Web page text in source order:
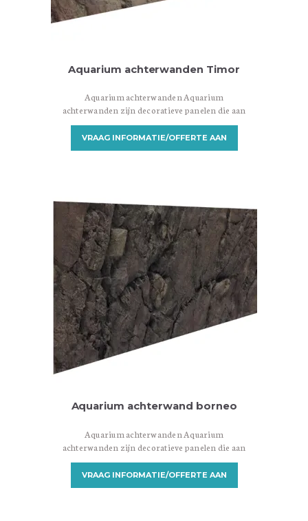
Aquarium achterwanden Timor
Aquarium achterwanden Aquarium
achterwanden zijn decoratieve panelen die aan
de achterkant van een aquarium worden
geplaatst om een aantrekkelijke achtergrond te
creëren. Ze zijn ontworpen om een visueel
soorten aquarium achterwanden beschikbaar,
variërend in materialen, ontwerpen en
installatiemethoden. Hier zijn enkele
veelvoorkomende…
VRAAG INFORMATIE/OFFERTE AAN
Aquarium achterwand borneo
Aquarium achterwanden Aquarium
achterwanden zijn decoratieve panelen die aan
de achterkant van een aquarium worden
geplaatst om een aantrekkelijke achtergrond te
creëren. Ze zijn ontworpen om een visueel
VRAAG INFORMATIE/OFFERTE AAN